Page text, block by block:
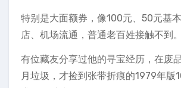
特别是大面额券，像100元、50元基
店、机场流通，普通老百姓接触不到。
有位藏友分享过他的寻宝经历，在废
月垃圾，才捡到张带折痕的1979年版